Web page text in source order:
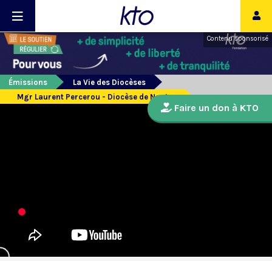
Contenu sponsorisé
Émissions
La Vie des Diocèses
Mgr Laurent Percerou - Diocèse de Nantes
Faire un don à KTO